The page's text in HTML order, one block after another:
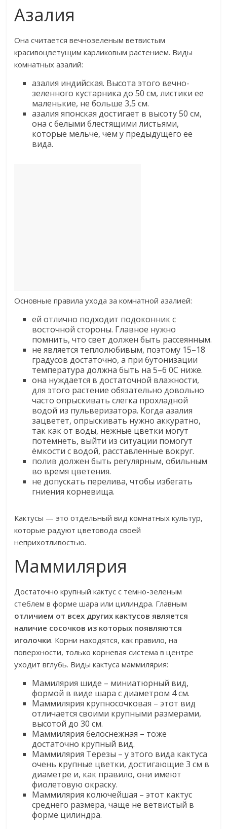
Азалия
Она считается вечнозеленым ветвистым
красивоцветущим карликовым растением. Виды
комнатных азалий:
азалия индийская. Высота этого вечно-
зеленного кустарника до 50 см, листики ее
маленькие, не больше 3,5 см.
азалия японская достигает в высоту 50 см,
она с белыми блестящими листьями,
которые мельче, чем у предыдущего ее
вида.
Основные правила ухода за комнатной азалией:
ей отлично подходит подоконник с
восточной стороны. Главное нужно
помнить, что свет должен быть рассеянным.
не является теплолюбивым, поэтому 15–18
градусов достаточно, а при бутонизации
температура должна быть на 5–6 0С ниже.
она нуждается в достаточной влажности,
для этого растение обязательно довольно
часто опрыскивать слегка прохладной
водой из пульверизатора. Когда азалия
зацветет, опрыскивать нужно аккуратно,
так как от воды, нежные цветки могут
потемнеть, выйти из ситуации помогут
ёмкости с водой, расставленные вокруг.
полив должен быть регулярным, обильным
во время цветения.
не допускать перелива, чтобы избегать
гниения корневища.
Кактусы — это отдельный вид комнатных культур,
которые радуют цветовода своей
неприхотливостью.
Маммилярия
Достаточно крупный кактус с темно-зеленым
стеблем в форме шара или цилиндра. Главным
отличием от всех других кактусов является
наличие сосочков из которых появляются
иголочки. Корни находятся, как правило, на
поверхности, только корневая система в центре
уходит вглубь. Виды кактуса маммилярия:
Мамилярия шиде – миниатюрный вид,
формой в виде шара с диаметром 4 см.
Маммилярия крупносочковая – этот вид
отличается своими крупными размерами,
высотой до 30 см.
Маммилярия белоснежная – тоже
достаточно крупный вид.
Маммилярия Терезы – у этого вида кактуса
очень крупные цветки, достигающие 3 см в
диаметре и, как правило, они имеют
фиолетовую окраску.
Маммилярия колючейшая – этот кактус
среднего размера, чаще не ветвистый в
форме цилиндра.